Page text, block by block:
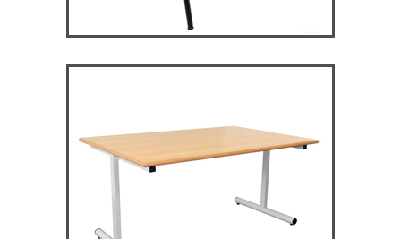
RM128 – Restauration
Maggie
TABLES ET MANGE DEBOUT